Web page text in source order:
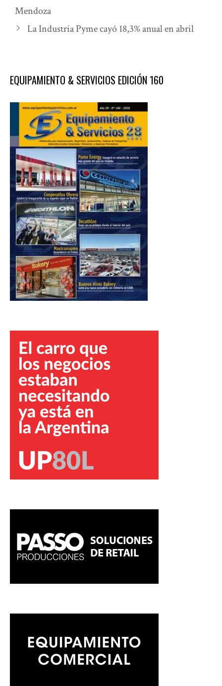
Mendoza
La Industria Pyme cayó 18,3% anual en abril
EQUIPAMIENTO & SERVICIOS EDICIÓN 160